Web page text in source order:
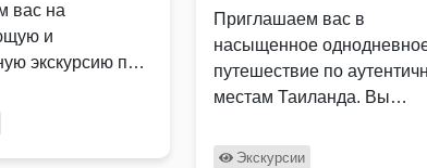
вас на
и
экскурсию по
Приглашаем вас в
насыщенное
путешествие по
местам Таиланда. Вы
пещерах …
Экскурсии